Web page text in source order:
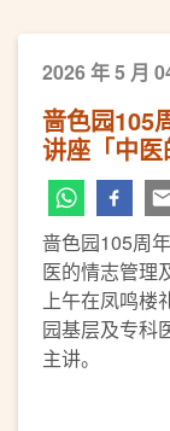
2026 年 5 月
啬色园105
讲座「中
啬色园105周
医的情志管理
上午在凤鸣楼
园基层及专科
主讲。